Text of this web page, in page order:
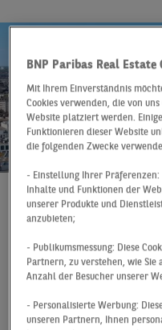
Pressemitteilung
2023 ein
rangiert damit im
langjährigen
BNP Paribas Real Estate
Mit Ihrem Einverständnis
Cookies verwenden, die von
Website platziert werden.
Funktionieren dieser Website
die folgenden Zwecke
- Einstellung Ihrer Präferenzen:
Inhalte und Funktionen der
unserer Produkte und
anzubieten;
- Publikumsmessung: Diese
Partnern, zu verstehen, wie Sie
Anzahl der Besucher unserer
- Personalisierte Werbung:
unseren Partnern, Ihnen